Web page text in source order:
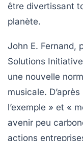
être divertissant
planète.
John E. Fernand,
Solutions
une nouvelle
musicale.
l’exemple » et «
avenir peu
actions